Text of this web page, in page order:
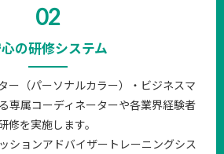
02
の研修システム
ー（パーソナルカラー）・ビジネスマ
専属コーディネーターや各業界経験者
修を実施します。
ションアドバイザートレーニングシス